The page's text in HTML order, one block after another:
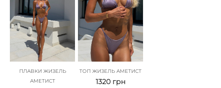
ПЛАВКИ ЖИЗЕЛЬ
АМЕТИСТ
ТОП ЖИЗЕЛЬ АМЕТИСТ
1320 грн